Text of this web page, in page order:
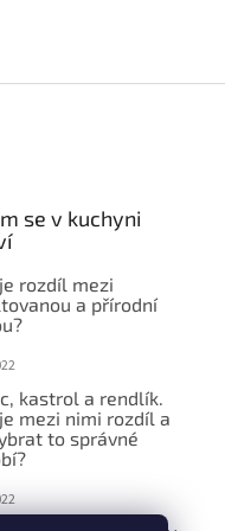
se v kuchyni
rozdíl mezi
a přírodní
kastrol a rendlík.
je mezi nimi rozdíl a
to správné